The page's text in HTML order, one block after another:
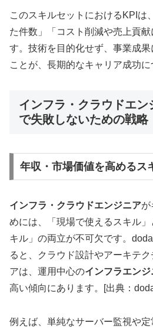
このスキルセットにおけるKPIは
た件数」「コスト削減や売上貢
す。技術を目的化せず、事業成
ことが、長期的なキャリア成功に
インフラ・クラウドエン
で失敗しないための戦略
年収・市場価値を高めるス
インフラ・クラウドエンジニアが
めには、「現場で使えるスキル
キル」の両立が不可欠です。
ると、クラウド設計やアーキテ
アは、運用中心のインフラエンジ
高い傾向にあります。[出典：
例えば、単純なサーバー監視や